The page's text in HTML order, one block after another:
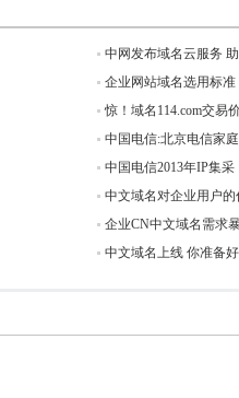
中网发布域名云服务
企业网站域名选用标准
惊！域名114.com交易
中国电信:北京电信家
中国电信2013年IP集采
中文域名对企业用户的
企业CN中文域名需求
中文域名上线 你准备